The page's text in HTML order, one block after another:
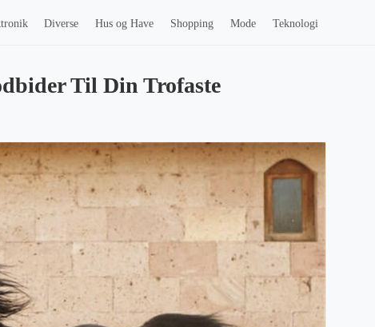
Diverse Hus og Have Shopping Mode Teknologi
Til Din Trofaste